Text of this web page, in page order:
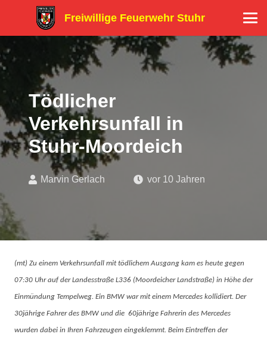
Freiwillige Feuerwehr Stuhr
Tödlicher
Verkehrsunfall in
Stuhr-Moordeich
Marvin Gerlach vor 10 Jahren
(mt) Zu einem Verkehrsunfall mit tödlichem Ausgang kam es heute gegen
07:30 Uhr auf der Landesstraße L336 (Moordeicher Landstraße) in Höhe der
Einmündung Tempelweg. Ein BMW war mit einem Mercedes kollidiert. Der
30jährige Fahrer des BMW und die 60jährige Fahrerin des Mercedes
wurden dabei in Ihren Fahrzeugen eingeklemmt. Beim Eintreffen der